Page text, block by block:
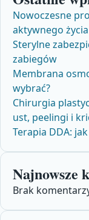
Nowoczesne
aktywnego życia
Sterylne
zabiegów
Membrana
wybrać?
Chirurgia
ust, peelingi i
Terapia DDA:
Najnowsze
Brak